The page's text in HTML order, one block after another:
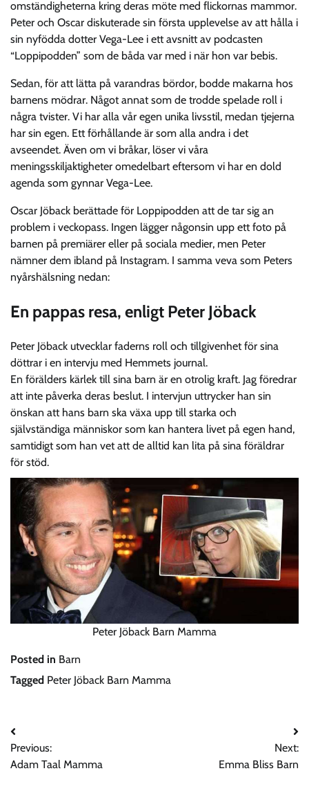
omständigheterna kring deras möte med flickornas mammor.
Peter och Oscar diskuterade sin första upplevelse av att hålla i
sin nyfödda dotter Vega-Lee i ett avsnitt av podcasten
“Loppipodden” som de båda var med i när hon var bebis.
Sedan, för att lätta på varandras bördor, bodde makarna hos
barnens mödrar. Något annat som de trodde spelade roll i
några tvister. Vi har alla vår egen unika livsstil, medan tjejerna
har sin egen. Ett förhållande är som alla andra i det
avseendet. Även om vi bråkar, löser vi våra
meningsskiljaktigheter omedelbart eftersom vi har en dold
agenda som gynnar Vega-Lee.
Oscar Jöback berättade för Loppipodden att de tar sig an
problem i veckopass. Ingen lägger någonsin upp ett foto på
barnen på premiärer eller på sociala medier, men Peter
nämner dem ibland på Instagram. I samma veva som Peters
nyårshälsning nedan:
En pappas resa, enligt Peter Jöback
Peter Jöback utvecklar faderns roll och tillgivenhet för sina
döttrar i en intervju med Hemmets journal.
En förälders kärlek till sina barn är en otrolig kraft. Jag föredrar
att inte påverka deras beslut. I intervjun uttrycker han sin
önskan att hans barn ska växa upp till starka och
självständiga människor som kan hantera livet på egen hand,
samtidigt som han vet att de alltid kan lita på sina föräldrar
för stöd.
Peter Jöback Barn Mamma
Posted in Barn
Tagged Peter Jöback Barn Mamma
Post
navigation
Previous:
Adam Taal Mamma
Next:
Emma Bliss Barn